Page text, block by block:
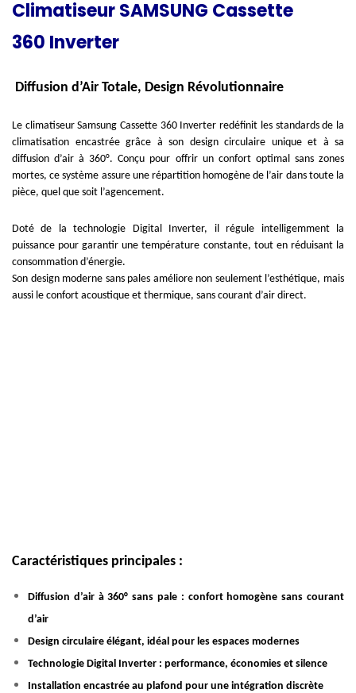
Climatiseur SAMSUNG Cassette
360 Inverter
Diffusion d’Air Totale, Design Révolutionnaire
Le climatiseur Samsung Cassette 360 Inverter redéfinit les standards de la
climatisation encastrée grâce à son design circulaire unique et à sa
diffusion d’air à 360°. Conçu pour offrir un confort optimal sans zones
mortes, ce système assure une répartition homogène de l’air dans toute la
pièce, quel que soit l’agencement.
Doté de la technologie Digital Inverter, il régule intelligemment la
puissance pour garantir une température constante, tout en réduisant la
consommation d’énergie.
Son design moderne sans pales améliore non seulement l’esthétique, mais
aussi le confort acoustique et thermique, sans courant d’air direct.
Caractéristiques principales :
Diffusion d’air à 360° sans pale : confort homogène sans courant
d’air
Design circulaire élégant, idéal pour les espaces modernes
Technologie Digital Inverter : performance, économies et silence
Installation encastrée au plafond pour une intégration discrète